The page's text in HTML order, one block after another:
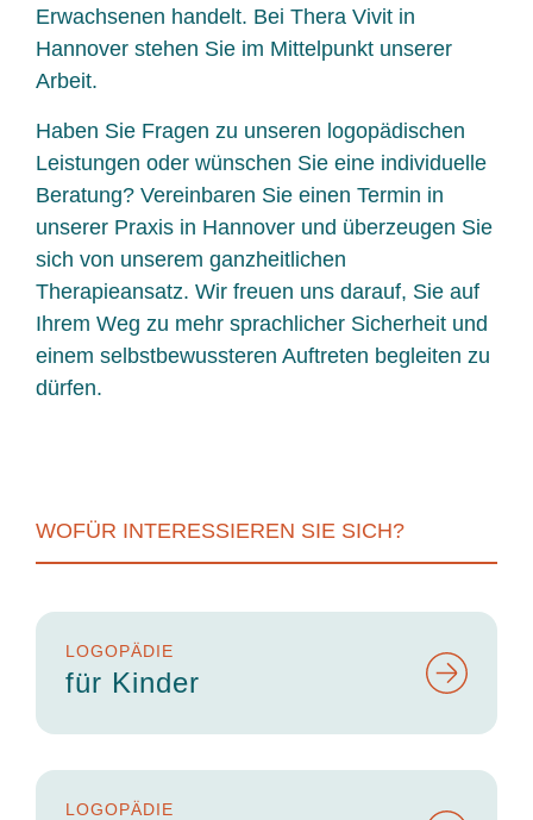
Erwachsenen handelt. Bei Thera Vivit in
Hannover stehen Sie im Mittelpunkt unserer
Arbeit.
Haben Sie Fragen zu unseren logopädischen
Leistungen oder wünschen Sie eine individuelle
Beratung? Vereinbaren Sie einen Termin in
unserer Praxis in Hannover und überzeugen Sie
sich von unserem ganzheitlichen
Therapieansatz. Wir freuen uns darauf, Sie auf
Ihrem Weg zu mehr sprachlicher Sicherheit und
einem selbstbewussteren Auftreten begleiten zu
dürfen.
WOFÜR INTERESSIEREN SIE SICH?
LOGOPÄDIE
für Kinder
LOGOPÄDIE